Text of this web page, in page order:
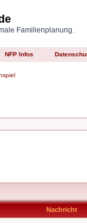
Familienplanung.
NFP Infos
Nachricht